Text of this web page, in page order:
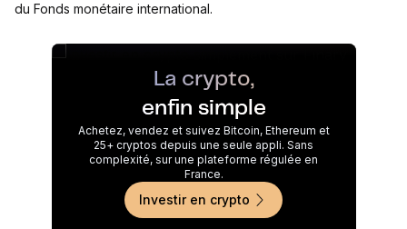
du Fonds monétaire international.
La crypto,
enfin simple
Achetez, vendez et suivez Bitcoin, Ethereum et
25+ cryptos depuis une seule appli. Sans
complexité, sur une plateforme régulée en
France.
Investir en crypto